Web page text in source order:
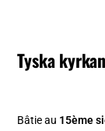
Tyska
Bâtie au 15ème